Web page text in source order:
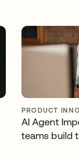
PRODUCT
AI Agent
teams build